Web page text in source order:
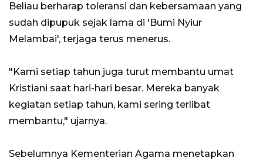
Beliau berharap toleransi dan kebersamaan yang
sudah dipupuk sejak lama di 'Bumi Nyiur
Melambai', terjaga terus menerus.
"Kami setiap tahun juga turut membantu umat
Kristiani saat hari-hari besar. Mereka banyak
kegiatan setiap tahun, kami sering terlibat
membantu," ujarnya.
Sebelumnya Kementerian Agama menetapkan